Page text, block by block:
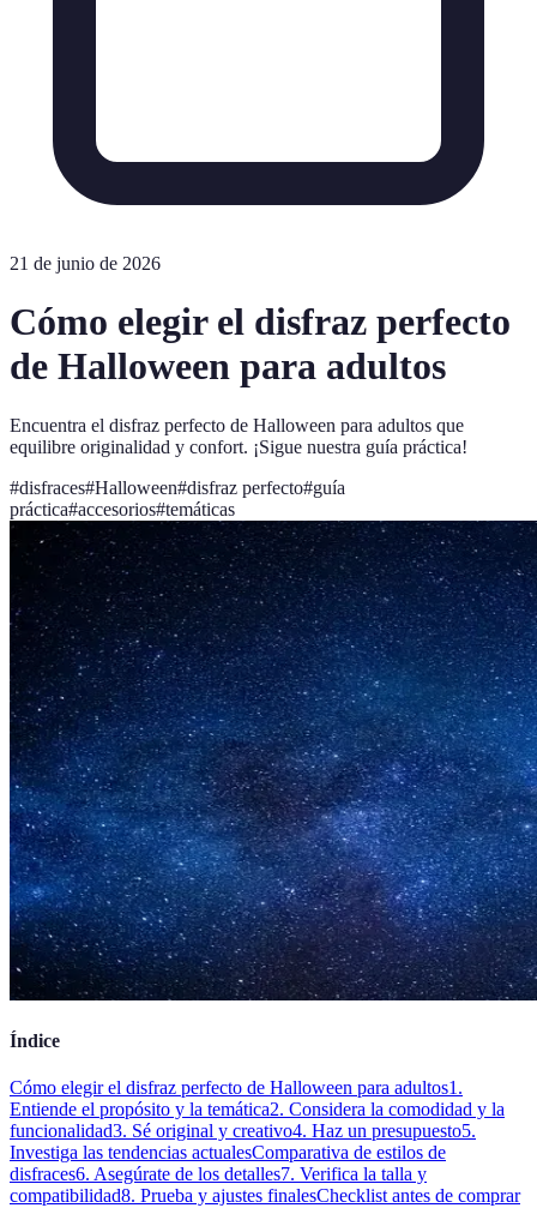
21 de junio de 2026
Cómo elegir el disfraz perfecto
de Halloween para adultos
Encuentra el disfraz perfecto de Halloween para adultos que
equilibre originalidad y confort. ¡Sigue nuestra guía práctica!
#disfraces#Halloween#disfraz perfecto#guía
práctica#accesorios#temáticas
Índice
Cómo elegir el disfraz perfecto de Halloween para adultos1.
Entiende el propósito y la temática2. Considera la comodidad y la
funcionalidad3. Sé original y creativo4. Haz un presupuesto5.
Investiga las tendencias actualesComparativa de estilos de
disfraces6. Asegúrate de los detalles7. Verifica la talla y
compatibilidad8. Prueba y ajustes finalesChecklist antes de comprar